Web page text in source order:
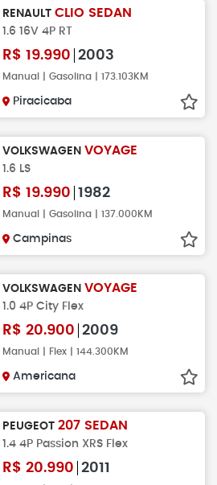
RENAULT CLIO SEDAN
1.6 16V 4P RT
R$ 19.990 2003
Manual | Gasolina | 173.103KM
Piracicaba
VOLKSWAGEN VOYAGE
1.6 LS
R$ 19.990 1982
Manual | Gasolina | 137.000KM
Campinas
VOLKSWAGEN VOYAGE
1.0 4P City Flex
R$ 20.900 2009
Manual | Flex | 144.300KM
Americana
PEUGEOT 207 SEDAN
1.4 4P Passion XRS Flex
R$ 20.990 2011